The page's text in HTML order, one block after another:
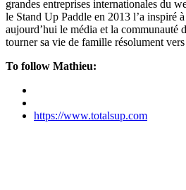
grandes entreprises internationales du
le Stand Up Paddle en 2013 l’a inspiré
aujourd’hui le média et la communauté
tourner sa vie de famille résolument
To follow Mathieu:
https://www.totalsup.com